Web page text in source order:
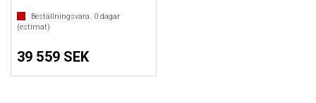
Beställningsvara. 0 dagar
(estimat)
39 559 SEK